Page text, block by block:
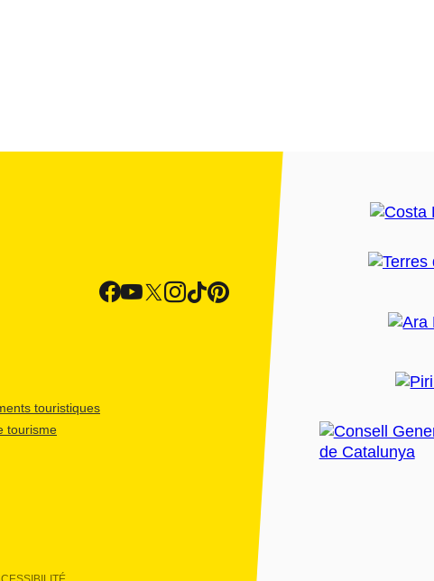
touristiques
tourisme